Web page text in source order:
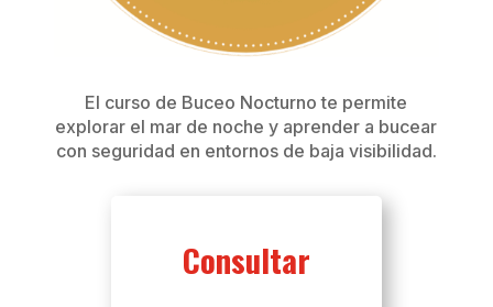
El curso de Buceo Nocturno te permite
explorar el mar de noche y aprender a bucear
con seguridad en entornos de baja visibilidad.
Consultar